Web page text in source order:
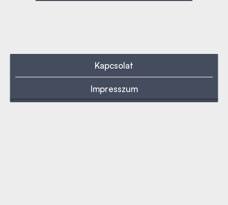
Kapcsolat
Impresszum